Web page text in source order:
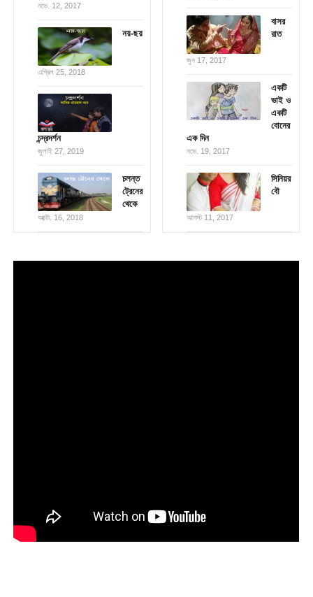
নভে. 12, 2017
নয়-ছয়
এপ্রিল 25, 2018
চন্দ্রদর্শন
জুলাই 27, 2019
চলন্ত
ট্রেনের
থেকে
অক্টো. 16, 2018
বাসর
রাত
জুন 17, 2017
একটি
ভাই ও
একটি
বোনের
এক দিন
নভে. 19, 2017
সিনিয়র
বৌ
আগস্ট 11, 2017